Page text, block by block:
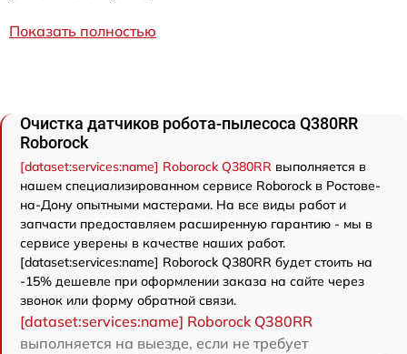
Показать полностью
Очистка датчиков робота-пылесоса Q380RR
Roborock
[dataset:services:name] Roborock Q380RR выполняется в
нашем специализированном сервисе Roborock в Ростове-
на-Дону опытными мастерами. На все виды работ и
запчасти предоставляем расширенную гарантию - мы в
сервисе уверены в качестве наших работ.
[dataset:services:name] Roborock Q380RR будет стоить на
-15% дешевле при оформлении заказа на сайте через
звонок или форму обратной связи.
[dataset:services:name] Roborock Q380RR
выполняется на выезде, если не требует